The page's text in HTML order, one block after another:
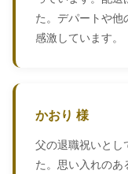
た。デパートや他
感激しています。
かおり 様
父の退職祝いとし
た。思い入れのあ